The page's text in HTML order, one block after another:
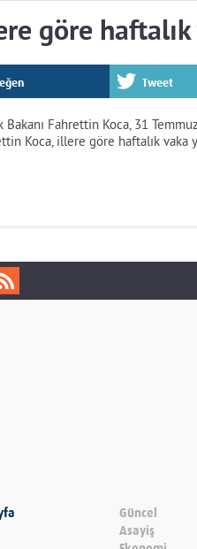
göre haftalık
Tweet
Bakanı Fahrettin Koca, 31
Koca, illere göre haftalık vaka
Güncel
Asayiş